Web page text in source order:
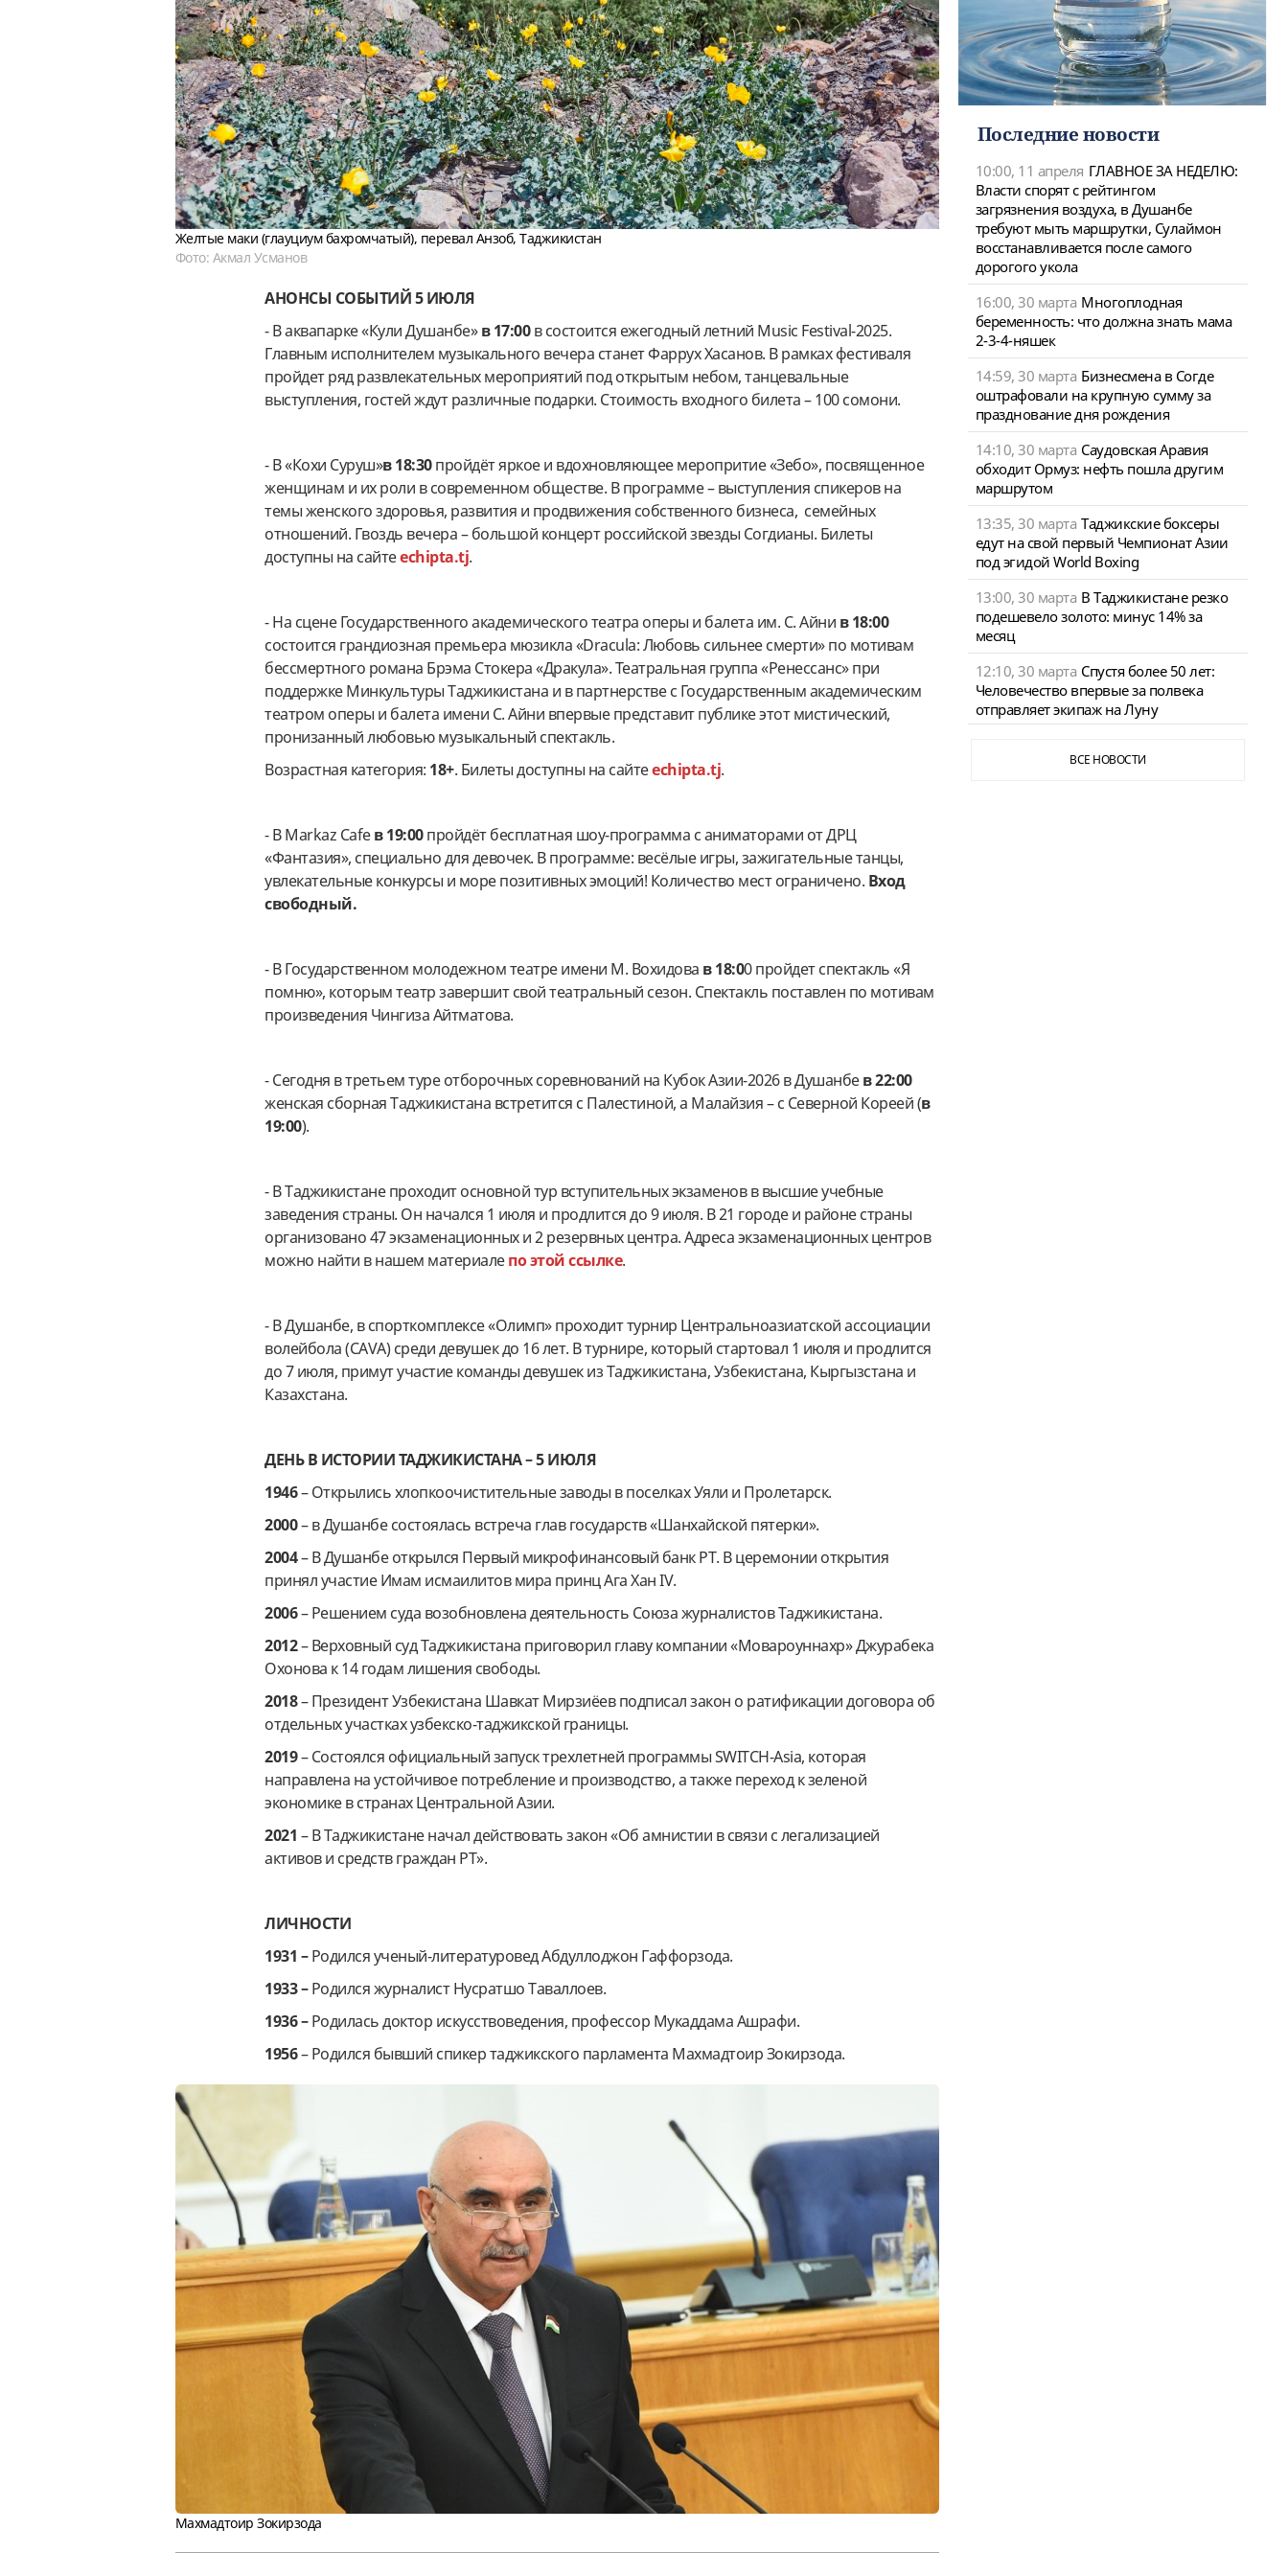
Желтые маки (глауциум бахромчатый), перевал Анзоб, Таджикистан
Фото: Акмал Усманов
АНОНСЫ СОБЫТИЙ 5 ИЮЛЯ
- В аквапарке «Кули Душанбе»в 17:00в состоится ежегодный летний Music Festival-2025.
Главным исполнителем музыкального вечера станет Фаррух Хасанов. В рамках фестиваля
пройдет ряд развлекательных мероприятий под открытым небом, танцевальные
выступления, гостей ждут различные подарки. Стоимость входного билета – 100 сомони.
- В «Кохи Суруш»в 18:30пройдёт яркое и вдохновляющее меропритие «Зебо», посвященное
женщинам и их роли в современном обществе. В программе – выступления спикеров на
темы женского здоровья, развития и продвижения собственного бизнеса, семейных
отношений. Гвоздь вечера – большой концерт российской звезды Согдианы. Билеты
доступны на сайтеechipta.tj.
- На сцене Государственного академического театра оперы и балета им. С. Айни в 18:00
состоится грандиозная премьера мюзикла «Dracula: Любовь сильнее смерти» по мотивам
бессмертного романа Брэма Стокера «Дракула». Театральная группа «Ренессанс» при
поддержке Минкультуры Таджикистана и в партнерстве с Государственным академическим
театром оперы и балета имени С. Айни впервые представит публике этот мистический,
пронизанный любовью музыкальный спектакль.
Возрастная категория: 18+. Билеты доступны на сайтеechipta.tj.
- В Markaz Cafeв 19:00пройдёт бесплатная шоу-программа с аниматорами от ДРЦ
«Фантазия», специально для девочек. В программе: весёлые игры, зажигательные танцы,
увлекательные конкурсы и море позитивных эмоций! Количество мест ограничено. Вход
свободный.
- В Государственном молодежном театре имени М. Вохидова в 18:00 пройдет спектакль «Я
помню», которым театр завершит свой театральный сезон. Спектакль поставлен по мотивам
произведения Чингиза Айтматова.
- Сегодня в третьем туре отборочных соревнований на Кубок Азии-2026 в Душанбев 22:00
женская сборная Таджикистана встретится с Палестиной, а Малайзия – с Северной Кореей (в
19:00).
- В Таджикистане проходит основной тур вступительных экзаменов в высшие учебные
заведения страны. Он начался 1 июля и продлится до 9 июля. В 21 городе и районе страны
организовано 47 экзаменационных и 2 резервных центра. Адреса экзаменационных центров
можно найти в нашем материалепо этой ссылке.
- В Душанбе, в спорткомплексе «Олимп» проходит турнир Центральноазиатской ассоциации
волейбола (CAVA) среди девушек до 16 лет. В турнире, который стартовал 1 июля и продлится
до 7 июля, примут участие команды девушек из Таджикистана, Узбекистана, Кыргызстана и
Казахстана.
ДЕНЬ В ИСТОРИИ ТАДЖИКИСТАНА – 5 ИЮЛЯ
1946– Открылись хлопкоочистительные заводы в поселках Уяли и Пролетарск.
2000– в Душанбе состоялась встреча глав государств «Шанхайской пятерки».
2004– В Душанбе открылся Первый микрофинансовый банк РТ. В церемонии открытия
принял участие Имам исмаилитов мира принц Ага Хан IV.
2006– Решением суда возобновлена деятельность Союза журналистов Таджикистана.
2012– Верховный суд Таджикистана приговорил главу компании «Мовароуннахр» Джурабека
Охонова к 14 годам лишения свободы.
2018– Президент Узбекистана Шавкат Мирзиёев подписал закон о ратификации договора об
отдельных участках узбекско-таджикской границы.
2019– Состоялся официальный запуск трехлетней программы SWITCH-Asia, которая
направлена на устойчивое потребление и производство, а также переход к зеленой
экономике в странах Центральной Азии.
2021 – В Таджикистане начал действовать закон «Об амнистии в связи с легализацией
активов и средств граждан РТ».
ЛИЧНОСТИ
1931 –Родился ученый-литературовед Абдуллоджон Гаффорзода.
1933 –Родился журналист Нусратшо Таваллоев.
1936 –Родилась доктор искусствоведения, профессор Мукаддама Ашрафи.
1956– Родился бывший спикер таджикского парламента Махмадтоир Зокирзода.
Махмадтоир Зокирзода
Последние новости
10:00, 11 апреля ГЛАВНОЕ ЗА НЕДЕЛЮ:
Власти спорят с рейтингом
загрязнения воздуха, в Душанбе
требуют мыть маршрутки, Сулаймон
восстанавливается после самого
дорогого укола
16:00, 30 марта Многоплодная
беременность: что должна знать мама
2-3-4-няшек
14:59, 30 марта Бизнесмена в Согде
оштрафовали на крупную сумму за
празднование дня рождения
14:10, 30 марта Саудовская Аравия
обходит Ормуз: нефть пошла другим
маршрутом
13:35, 30 марта Таджикские боксеры
едут на свой первый Чемпионат Азии
под эгидой World Boxing
13:00, 30 марта В Таджикистане резко
подешевело золото: минус 14% за
месяц
12:10, 30 марта Спустя более 50 лет:
Человечество впервые за полвека
отправляет экипаж на Луну
ВСЕ НОВОСТИ